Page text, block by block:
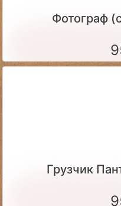
Фотограф
Грузчик